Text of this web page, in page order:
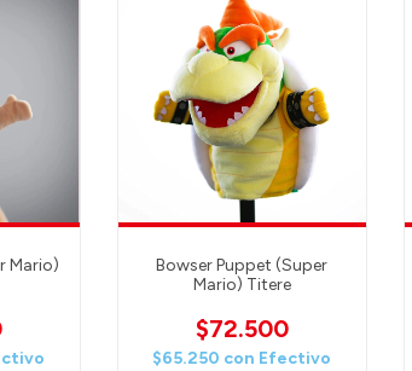
Mario)
Bowser Puppet (Super
Mario) Titere
$72.500
$65.250 con Efectivo